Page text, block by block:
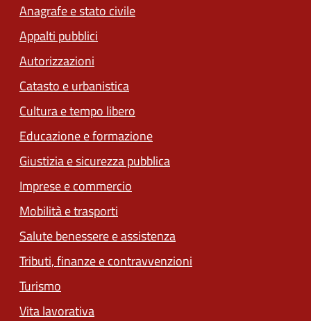
Anagrafe e stato civile
Appalti pubblici
Autorizzazioni
Catasto e urbanistica
Cultura e tempo libero
Educazione e formazione
Giustizia e sicurezza pubblica
Imprese e commercio
Mobilità e trasporti
Salute benessere e assistenza
Tributi, finanze e contravvenzioni
Turismo
Vita lavorativa